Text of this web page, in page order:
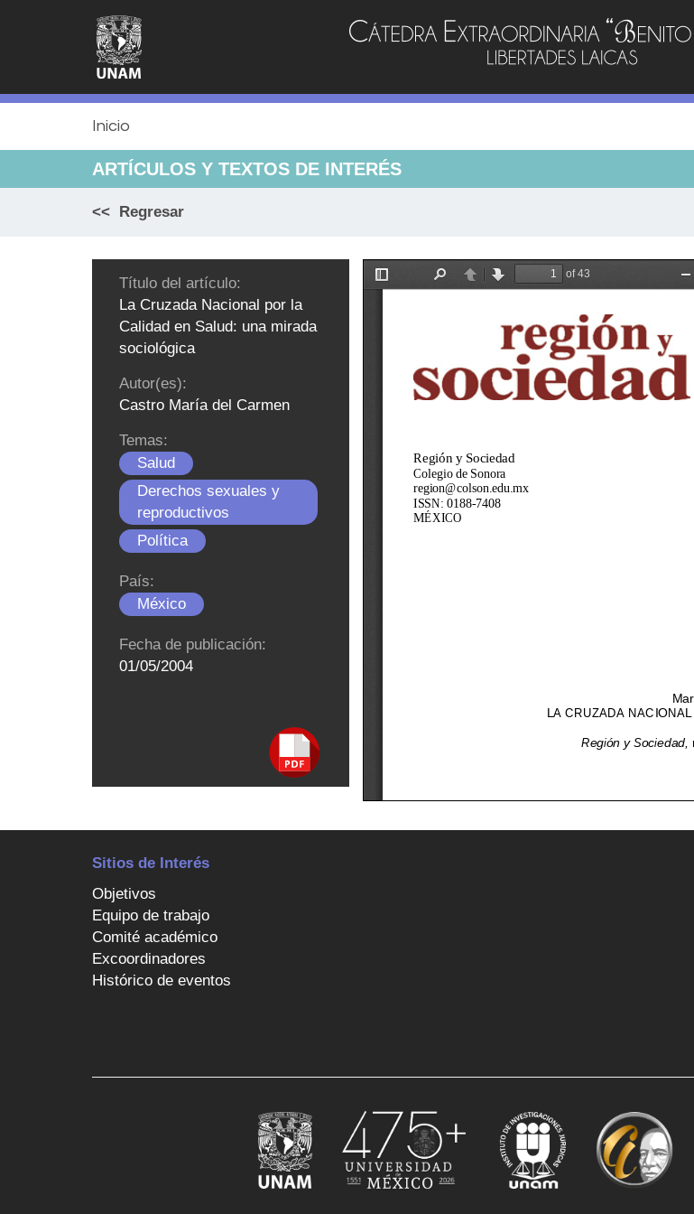
Inicio
ARTÍCULOS Y TEXTOS DE INTERÉS
<< Regresar
Título del artículo:
La Cruzada Nacional por la
Calidad en Salud: una mirada
sociológica
Autor(es):
Castro María del Carmen
Temas:
Salud
Derechos sexuales y
reproductivos
Política
País:
México
Fecha de publicación:
01/05/2004
Sitios de Interés
Objetivos
Equipo de trabajo
Comité académico
Excoordinadores
Histórico de eventos